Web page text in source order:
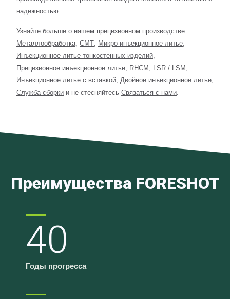
надежностью.
Узнайте больше о нашем прецизионном производстве
Металлообработка, СМТ, Микро-инъекционное литье,
Инъекционное литье тонкостенных изделий,
Прецизионное инъекционное литье, RHCM , LSR / LSM ,
Инъекционное литье с вставкой, Двойное инъекционное литье,
Служба сборки и не стесняйтесь Связаться с нами.
Преимущества FORESHOT
40
Годы прогресса